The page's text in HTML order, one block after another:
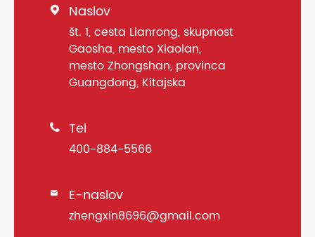
 Naslov
št. 1, cesta Lianrong, skupnost
Gaosha, mesto Xiaolan,
mesto Zhongshan, provinca
Guangdong, Kitajska
 Tel
400-884-5566
 E-naslov
zhengxin8696@gmail.com